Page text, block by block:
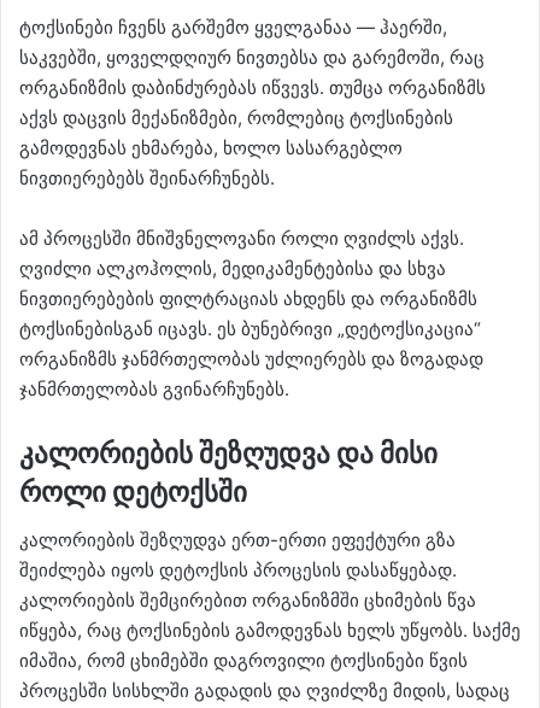
ტოქსინები ჩვენს გარშემო ყველგანაა — ჰაერში,
საკვებში, ყოველდღიურ ნივთებსა და გარემოში, რაც
ორგანიზმის დაბინძურებას იწვევს. თუმცა ორგანიზმს
აქვს დაცვის მექანიზმები, რომლებიც ტოქსინების
გამოდევნას ეხმარება, ხოლო სასარგებლო
ნივთიერებებს შეინარჩუნებს.
ამ პროცესში მნიშვნელოვანი როლი ღვიძლს აქვს.
ღვიძლი ალკოჰოლის, მედიკამენტებისა და სხვა
ნივთიერებების ფილტრაციას ახდენს და ორგანიზმს
ტოქსინებისგან იცავს. ეს ბუნებრივი „დეტოქსიკაცია“
ორგანიზმს ჯანმრთელობას უძლიერებს და ზოგადად
ჯანმრთელობას გვინარჩუნებს.
კალორიების შეზღუდვა და მისი
როლი დეტოქსში
კალორიების შეზღუდვა ერთ-ერთი ეფექტური გზა
შეიძლება იყოს დეტოქსის პროცესის დასაწყებად.
კალორიების შემცირებით ორგანიზმში ცხიმების წვა
იწყება, რაც ტოქსინების გამოდევნას ხელს უწყობს. საქმე
იმაშია, რომ ცხიმებში დაგროვილი ტოქსინები წვის
პროცესში სისხლში გადადის და ღვიძლზე მიდის, სადაც